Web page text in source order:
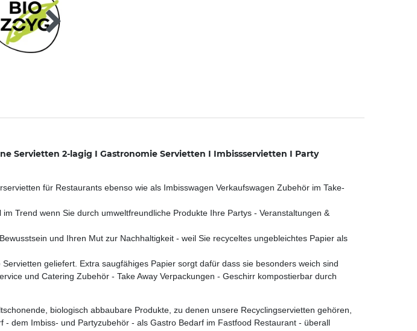
Servietten 2-lagig I Gastronomie Servietten I Imbissservietten I Party
für Restaurants ebenso wie als Imbisswagen Verkaufswagen Zubehör im Take-
Trend wenn Sie durch umweltfreundliche Produkte Ihre Partys - Veranstaltungen &
und Ihren Mut zur Nachhaltigkeit - weil Sie recyceltes ungebleichtes Papier als
geliefert. Extra saugfähiges Papier sorgt dafür dass sie besonders weich sind
und Catering Zubehör - Take Away Verpackungen - Geschirr kompostierbar durch
biologisch abbaubare Produkte, zu denen unsere Recyclingservietten gehören,
dem Imbiss- und Partyzubehör - als Gastro Bedarf im Fastfood Restaurant - überall